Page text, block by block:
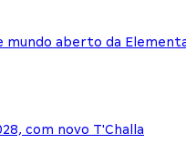
mundo aberto da
com novo T'Challa